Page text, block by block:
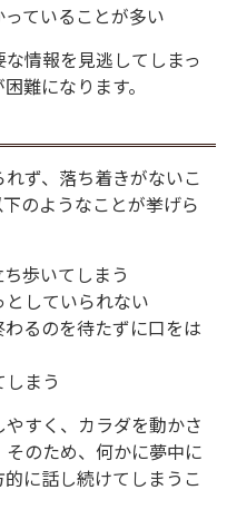
ていることが多い
情報を見逃してしまっ
難になります。
ず、落ち着きがないこ
のようなことが挙げら
歩いてしまう
としていられない
るのを待たずに口をは
まう
すく、カラダを動かさ
のため、何かに夢中に
に話し続けてしまうこ